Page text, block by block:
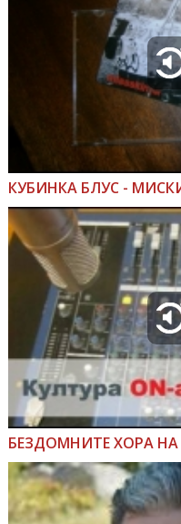
КУБИНКА БЛУС -
БЕЗДОМНИТЕ ХОРА